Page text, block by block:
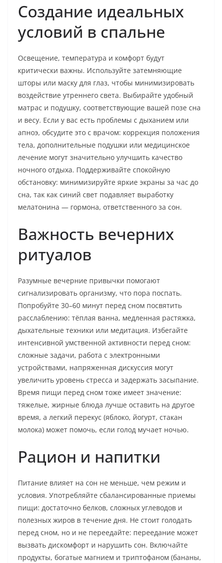
Создание идеальных
условий в спальне
Освещение, температура и комфорт будут
критически важны. Используйте затемняющие
шторы или маску для глаз, чтобы минимизировать
воздействие утреннего света. Выбирайте удобный
матрас и подушку, соответствующие вашей позе сна
и весу. Если у вас есть проблемы с дыханием или
апноэ, обсудите это с врачом: коррекция положения
тела, дополнительные подушки или медицинское
лечение могут значительно улучшить качество
ночного отдыха. Поддерживайте спокойную
обстановку: минимизируйте яркие экраны за час до
сна, так как синий свет подавляет выработку
мелатонина — гормона, ответственного за сон.
Важность вечерних
ритуалов
Разумные вечерние привычки помогают
сигнализировать организму, что пора поспать.
Попробуйте 30–60 минут перед сном посвятить
расслаблению: тёплая ванна, медленная растяжка,
дыхательные техники или медитация. Избегайте
интенсивной умственной активности перед сном:
сложные задачи, работа с электронными
устройствами, напряженная дискуссия могут
увеличить уровень стресса и задержать засыпание.
Время пищи перед сном тоже имеет значение:
тяжелые, жирные блюда лучше оставить на другое
время, а легкий перекус (яблоко, йогурт, стакан
молока) может помочь, если голод мучает ночью.
Рацион и напитки
Питание влияет на сон не меньше, чем режим и
условия. Употребляйте сбалансированные приемы
пищи: достаточно белков, сложных углеводов и
полезных жиров в течение дня. Не стоит голодать
перед сном, но и не переедайте: переедание может
вызвать дискомфорт и нарушить сон. Включайте
продукты, богатые магнием и триптофаном (бананы,